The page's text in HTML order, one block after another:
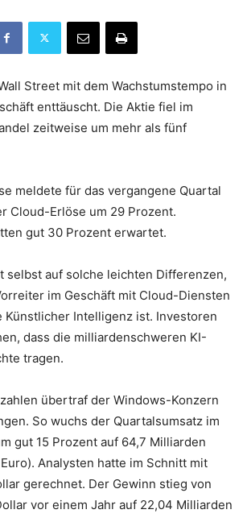
Street mit dem Wachstumstempo in
enttäuscht. Die Aktie fiel im
zeitweise um mehr als fünf
meldete für das vergangene Quartal
Cloud-Erlöse um 29 Prozent.
gut 30 Prozent erwartet.
selbst auf solche leichten Differenzen,
im Geschäft mit Cloud-Diensten
Künstlicher Intelligenz ist. Investoren
dass die milliardenschweren KI-
tragen.
übertraf der Windows-Konzern
So wuchs der Quartalsumsatz im
gut 15 Prozent auf 64,7 Milliarden
Analysten hatte im Schnitt mit
gerechnet. Der Gewinn stieg von
vor einem Jahr auf 22,04 Milliarden